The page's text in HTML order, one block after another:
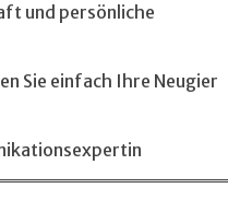
und persönliche
Sie einfach Ihre Neugier